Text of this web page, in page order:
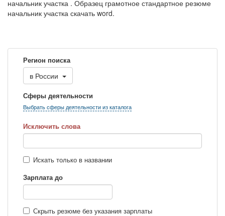
начальник участка . Образец грамотное стандартное резюме
начальник участка скачать word.
Регион поиска
в России
Сферы деятельности
Выбрать сферы деятельности из каталога
Исключить слова
Искать только в названии
Зарплата до
Скрыть резюме без указания зарплаты